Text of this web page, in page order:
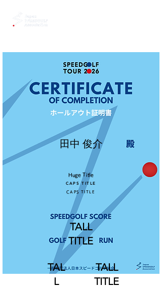
CAPS TITLE
TALL
TITLE
TALL
TITLE
田中 俊介
CAPS TITLE
Huge Title
TAL
L